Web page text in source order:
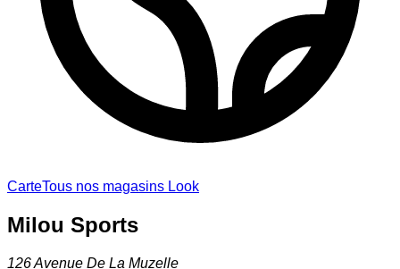
CarteTous nos magasins Look
Milou Sports
126 Avenue De La Muzelle